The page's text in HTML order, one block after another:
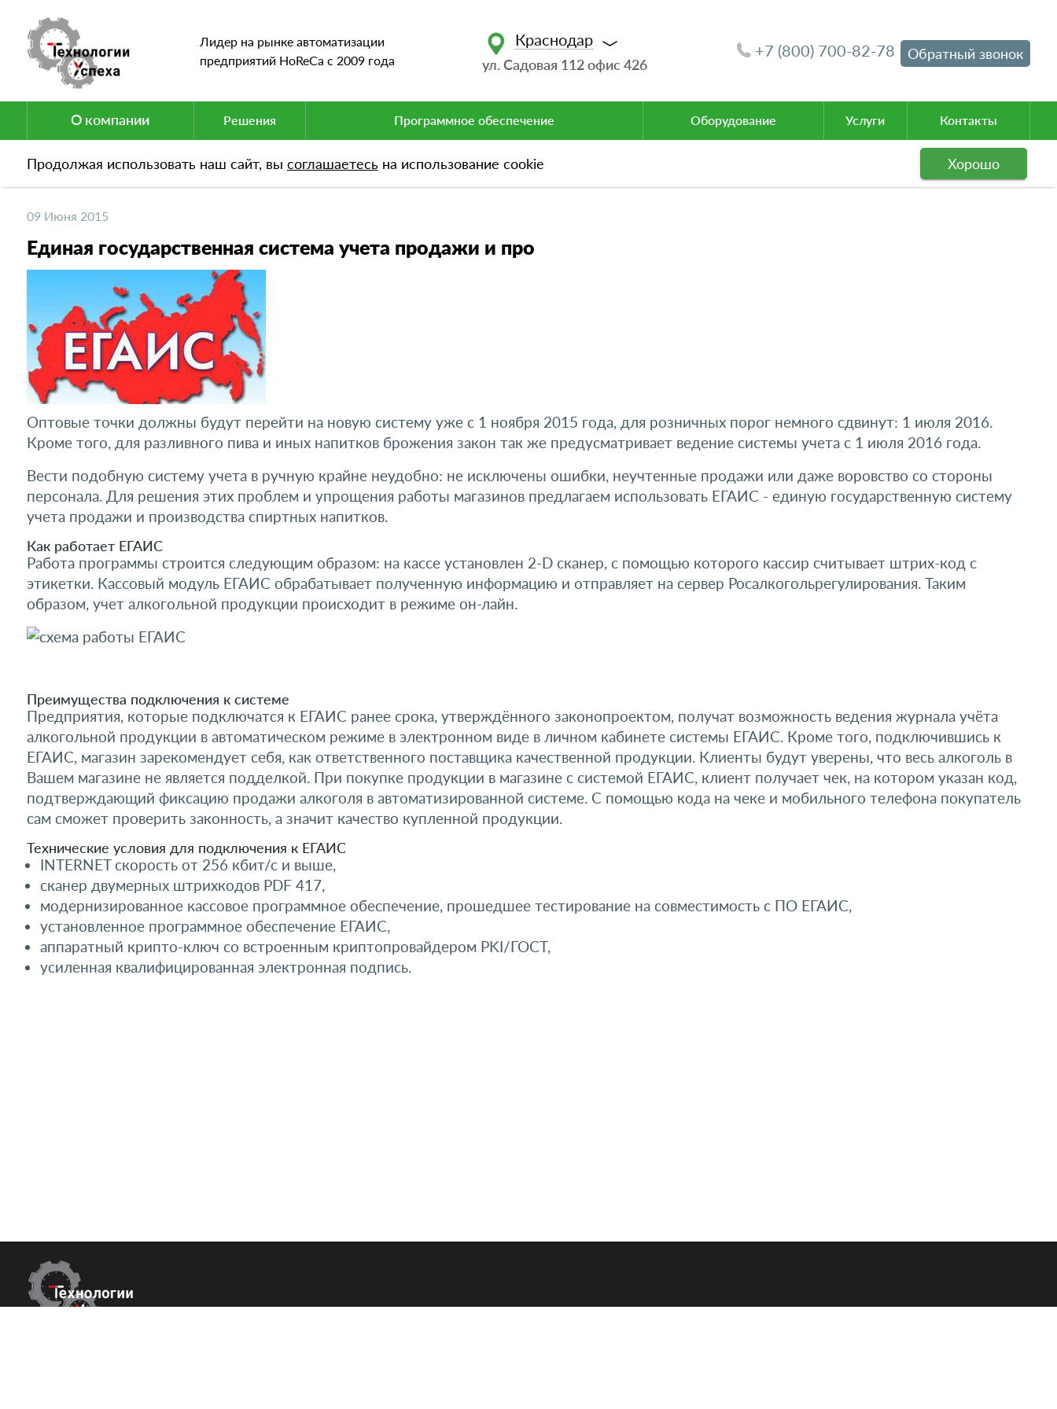
Лидер на рынке автоматизации
предприятий HoReCa c 2009 года
Краснодар
ул. Садовая 112 офис 426
+7 (800) 700-82-78 Обратный звонок
О компании Решения Программное обеспечение Оборудование Услуги Контакты
Продолжая использовать наш сайт, вы соглашаетесь на использование cookie Хорошо
Новости Единая государственная система учета продажи и про
09 Июня 2015
Единая государственная система учета продажи и про
Оптовые точки должны будут перейти на новую систему уже с 1 ноября 2015 года, для розничных порог немного сдвинут: 1 июля 2016.
Кроме того, для разливного пива и иных напитков брожения закон так же предусматривает ведение системы учета с 1 июля 2016 года.
Вести подобную систему учета в ручную крайне неудобно: не исключены ошибки, неучтенные продажи или даже воровство со стороны
персонала. Для решения этих проблем и упрощения работы магазинов предлагаем использовать ЕГАИС - единую государственную систему
учета продажи и производства спиртных напитков.
Как работает ЕГАИС
Работа программы строится следующим образом: на кассе установлен 2-D сканер, с помощью которого кассир считывает штрих-код с
этикетки. Кассовый модуль ЕГАИС обрабатывает полученную информацию и отправляет на сервер Росалкогольрегулирования. Таким
образом, учет алкогольной продукции происходит в режиме он-лайн.
Преимущества подключения к системе
Предприятия, которые подключатся к ЕГАИС ранее срока, утверждённого законопроектом, получат возможность ведения журнала учёта
алкогольной продукции в автоматическом режиме в электронном виде в личном кабинете системы ЕГАИС. Кроме того, подключившись к
ЕГАИС, магазин зарекомендует себя, как ответственного поставщика качественной продукции. Клиенты будут уверены, что весь алкоголь в
Вашем магазине не является подделкой. При покупке продукции в магазине с системой ЕГАИС, клиент получает чек, на котором указан код,
подтверждающий фиксацию продажи алкоголя в автоматизированной системе. С помощью кода на чеке и мобильного телефона покупатель
сам сможет проверить законность, а значит качество купленной продукции.
Технические условия для подключения к ЕГАИС
INTERNET скорость от 256 кбит/с и выше,
сканер двумерных штрихкодов PDF 417,
модернизированное кассовое программное обеспечение, прошедшее тестирование на совместимость с ПО ЕГАИС,
установленное программное обеспечение ЕГАИС,
аппаратный крипто-ключ со встроенным криптопровайдером PKI/ГОСТ,
усиленная квалифицированная электронная подпись.